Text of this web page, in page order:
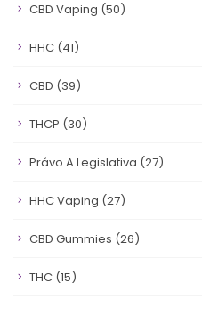
CBD Vaping (50)
HHC (41)
CBD (39)
THCP (30)
Právo A Legislativa (27)
HHC Vaping (27)
CBD Gummies (26)
THC (15)